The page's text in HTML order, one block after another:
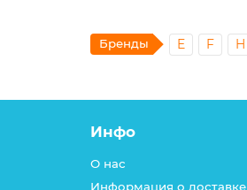
Бренды E F H
Инфо
О нас
Информация о доставке